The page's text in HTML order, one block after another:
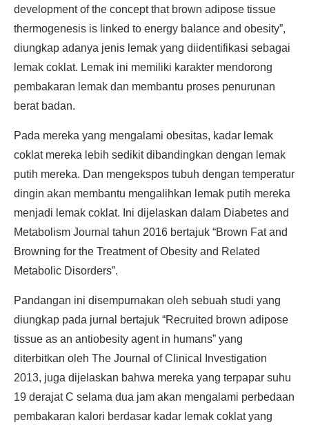
development of the concept that brown adipose tissue
thermogenesis is linked to energy balance and obesity”,
diungkap adanya jenis lemak yang diidentifikasi sebagai
lemak coklat. Lemak ini memiliki karakter mendorong
pembakaran lemak dan membantu proses penurunan
berat badan.
Pada mereka yang mengalami obesitas, kadar lemak
coklat mereka lebih sedikit dibandingkan dengan lemak
putih mereka. Dan mengekspos tubuh dengan temperatur
dingin akan membantu mengalihkan lemak putih mereka
menjadi lemak coklat. Ini dijelaskan dalam Diabetes and
Metabolism Journal tahun 2016 bertajuk “Brown Fat and
Browning for the Treatment of Obesity and Related
Metabolic Disorders”.
Pandangan ini disempurnakan oleh sebuah studi yang
diungkap pada jurnal bertajuk “Recruited brown adipose
tissue as an antiobesity agent in humans” yang
diterbitkan oleh The Journal of Clinical Investigation
2013, juga dijelaskan bahwa mereka yang terpapar suhu
19 derajat C selama dua jam akan mengalami perbedaan
pembakaran kalori berdasar kadar lemak coklat yang